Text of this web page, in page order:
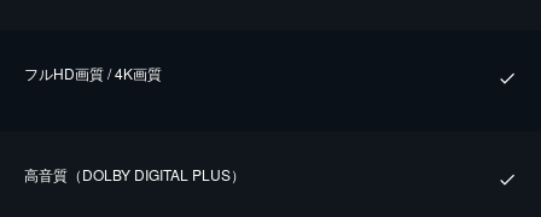
フルHD画質 / 4K画質
⾼⾳質（DOLBY DIGITAL PLUS）